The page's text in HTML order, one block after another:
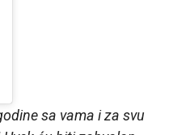
sa vama i za svu